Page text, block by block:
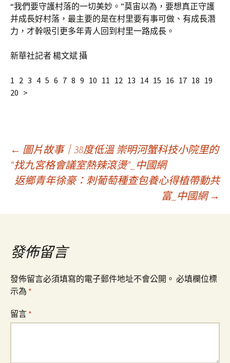
“我們要守護村落的一切美妙。”莫宙以為，要想真正守護
并成長好村落，最主要的是在村里要有事可做、有成長潛
力，才幹吸引更多年青人回到村里一路成長。
新華社記者 楊文斌 攝
1 2 3 4 5 6 7 8 9 10 11 12 13 14 15 16 17 18 19
20 >
文
章
導
覽
← 圖片故事｜38度低溫 崇明河蟹科技小院里的
“找九宮格會議室熱辣滾燙”_中國網
返鄉青年徐豪：刺葡萄種查包養心得植帶動共
富_中國網 →
發佈留言
發佈留言必須填寫的電子郵件地址不會公開。 必填欄位標
示為 *
留言 *